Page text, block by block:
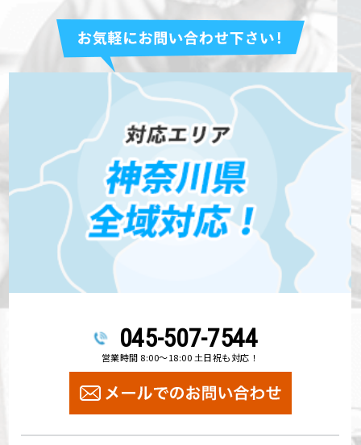
045-507-7544
営業時間 8:00～18:00 土日祝も対応！